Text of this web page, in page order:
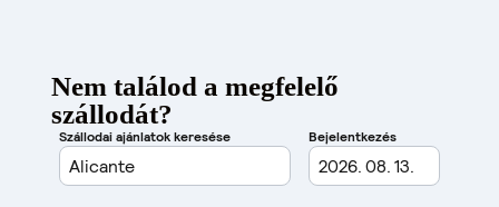
Nem találod a megfelelő
szállodát?